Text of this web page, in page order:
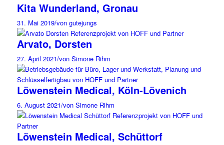
Kita Wunderland, Gronau
31. Mai 2019/von gutejungs
Arvato, Dorsten
27. April 2021/von Simone Rihm
Löwenstein Medical, Köln-Lövenich
6. August 2021/von Simone Rihm
Löwenstein Medical, Schüttorf